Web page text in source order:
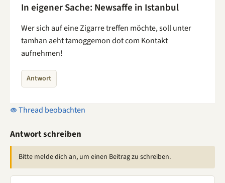
In eigener Sache: Newsaffe in Istanbul
Wer sich auf eine Zigarre treffen möchte, soll unter
tamhan aeht tamoggemon dot com Kontakt
aufnehmen!
Antwort
Thread beobachten
Antwort schreiben
Bitte melde dich an, um einen Beitrag zu schreiben.